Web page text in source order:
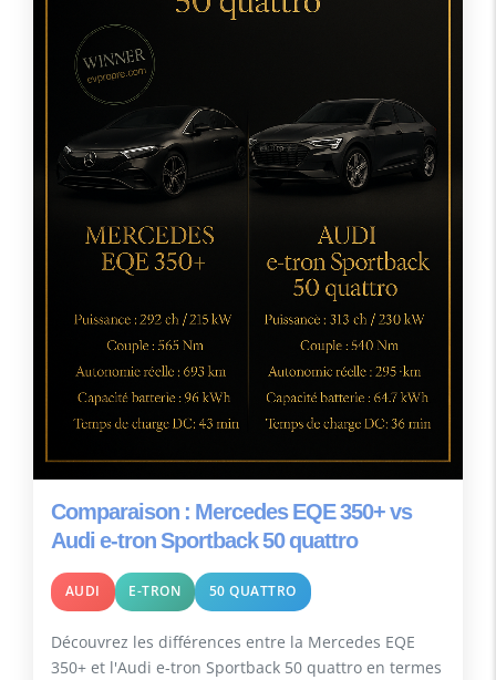
Comparaison : Mercedes EQE 350+ vs
Audi e-tron Sportback 50 quattro
AUDI E-TRON 50 QUATTRO
Découvrez les différences entre la Mercedes EQE
350+ et l'Audi e-tron Sportback 50 quattro en termes